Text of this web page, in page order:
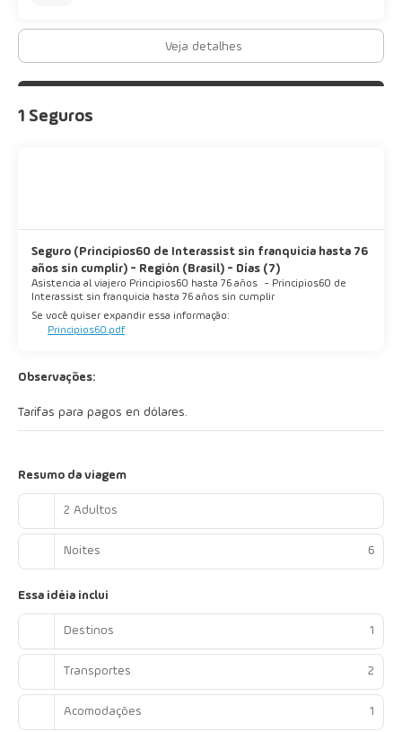
Veja detalhes
1 Seguros
Seguro (Principios60 de Interassist sin franquicia hasta 76
años sin cumplir) - Región (Brasil) - Días (7)
Asistencia al viajero Principios60 hasta 76 años - Principios60 de
Interassist sin franquicia hasta 76 años sin cumplir
Se você quiser expandir essa informação:
Principios60.pdf
Observações:
Tarifas para pagos en dólares.
Resumo da viagem
2 Adultos
Noites 6
Essa idéia inclui
Destinos 1
Transportes 2
Acomodações 1